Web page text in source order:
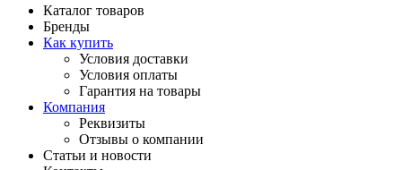
Каталог товаров
Бренды
Как купить
Условия доставки
Условия оплаты
Гарантия на товары
Компания
Реквизиты
Отзывы о компании
Статьи и новости